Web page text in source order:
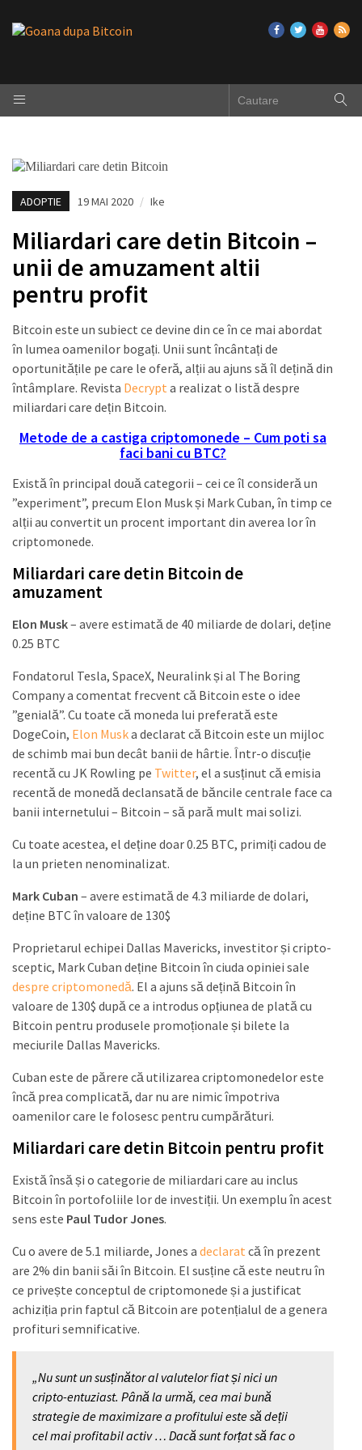
ADOPTIE 19 MAI 2020 / Ike
Miliardari care detin Bitcoin –
unii de amuzament altii
pentru profit
Bitcoin este un subiect ce devine din ce în ce mai abordat
în lumea oamenilor bogați. Unii sunt încântați de
oportunitățile pe care le oferă, alții au ajuns să îl dețină din
întâmplare. Revista Decrypt a realizat o listă despre
miliardari care dețin Bitcoin.
Metode de a castiga criptomonede – Cum poti sa
faci bani cu BTC?
Există în principal două categorii – cei ce îl consideră un
”experiment”, precum Elon Musk și Mark Cuban, în timp ce
alții au convertit un procent important din averea lor în
criptomonede.
Miliardari care detin Bitcoin de
amuzament
Elon Musk– avere estimată de 40 miliarde de dolari, deține
0.25 BTC
Fondatorul Tesla, SpaceX, Neuralink și al The Boring
Company a comentat frecvent că Bitcoin este o idee
”genială”. Cu toate că moneda lui preferată este
DogeCoin, Elon Muska declarat că Bitcoin este un mijloc
de schimb mai bun decât banii de hârtie. Într-o discuție
recentă cu JK Rowling pe Twitter, el a susținut că emisia
recentă de monedă declansată de băncile centrale face ca
banii internetului – Bitcoin – să pară mult mai solizi.
Cu toate acestea, el deține doar 0.25 BTC, primiți cadou de
la un prieten nenominalizat.
Mark Cuban – avere estimată de 4.3 miliarde de dolari,
deține BTC în valoare de 130$
Proprietarul echipei Dallas Mavericks, investitor și cripto-
sceptic, Mark Cuban deține Bitcoin în ciuda opiniei sale
despre criptomonedă. El a ajuns să dețină Bitcoin în
valoare de 130$ după ce a introdus opțiunea de plată cu
Bitcoin pentru produsele promoționale și bilete la
meciurile Dallas Mavericks.
Cuban este de părere că utilizarea criptomonedelor este
încă prea complicată, dar nu are nimic împotriva
oamenilor care le folosesc pentru cumpărături.
Miliardari care detin Bitcoin pentru profit
Există însă și o categorie de miliardari care au inclus
Bitcoin în portofoliile lor de investiții. Un exemplu în acest
sens este Paul Tudor Jones.
Cu o avere de 5.1 miliarde, Jones a declarat că în prezent
are 2% din banii săi în Bitcoin. El susține că este neutru în
ce privește conceptul de criptomonede și a justificat
achiziția prin faptul că Bitcoin are potențialul de a genera
profituri semnificative.
„Nu sunt un susținător al valutelor fiat și nici un
cripto-entuziast. Până la urmă, cea mai bună
strategie de maximizare a profitului este să deții
cel mai profitabil activ … Dacă sunt forțat să fac o